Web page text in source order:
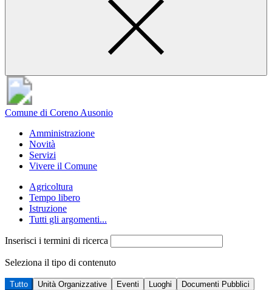
Comune di Coreno Ausonio
Amministrazione
Novità
Servizi
Vivere il Comune
Agricoltura
Tempo libero
Istruzione
Tutti gli argomenti...
Inserisci i termini di ricerca
Seleziona il tipo di contenuto
Tutto Unità Organizzative Eventi Luoghi
Documenti Pubblici